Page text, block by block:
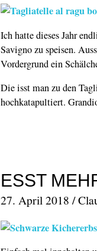
Ich hatte dieses Jahr
Savigno zu speisen.
Vordergrund ein
Die isst man zu den
hochkatapultiert.
ESST
27. April 2018 /